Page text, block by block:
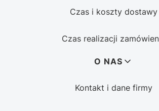
Czas i koszty dostawy
Czas realizacji
O NAS
Kontakt i dane firmy